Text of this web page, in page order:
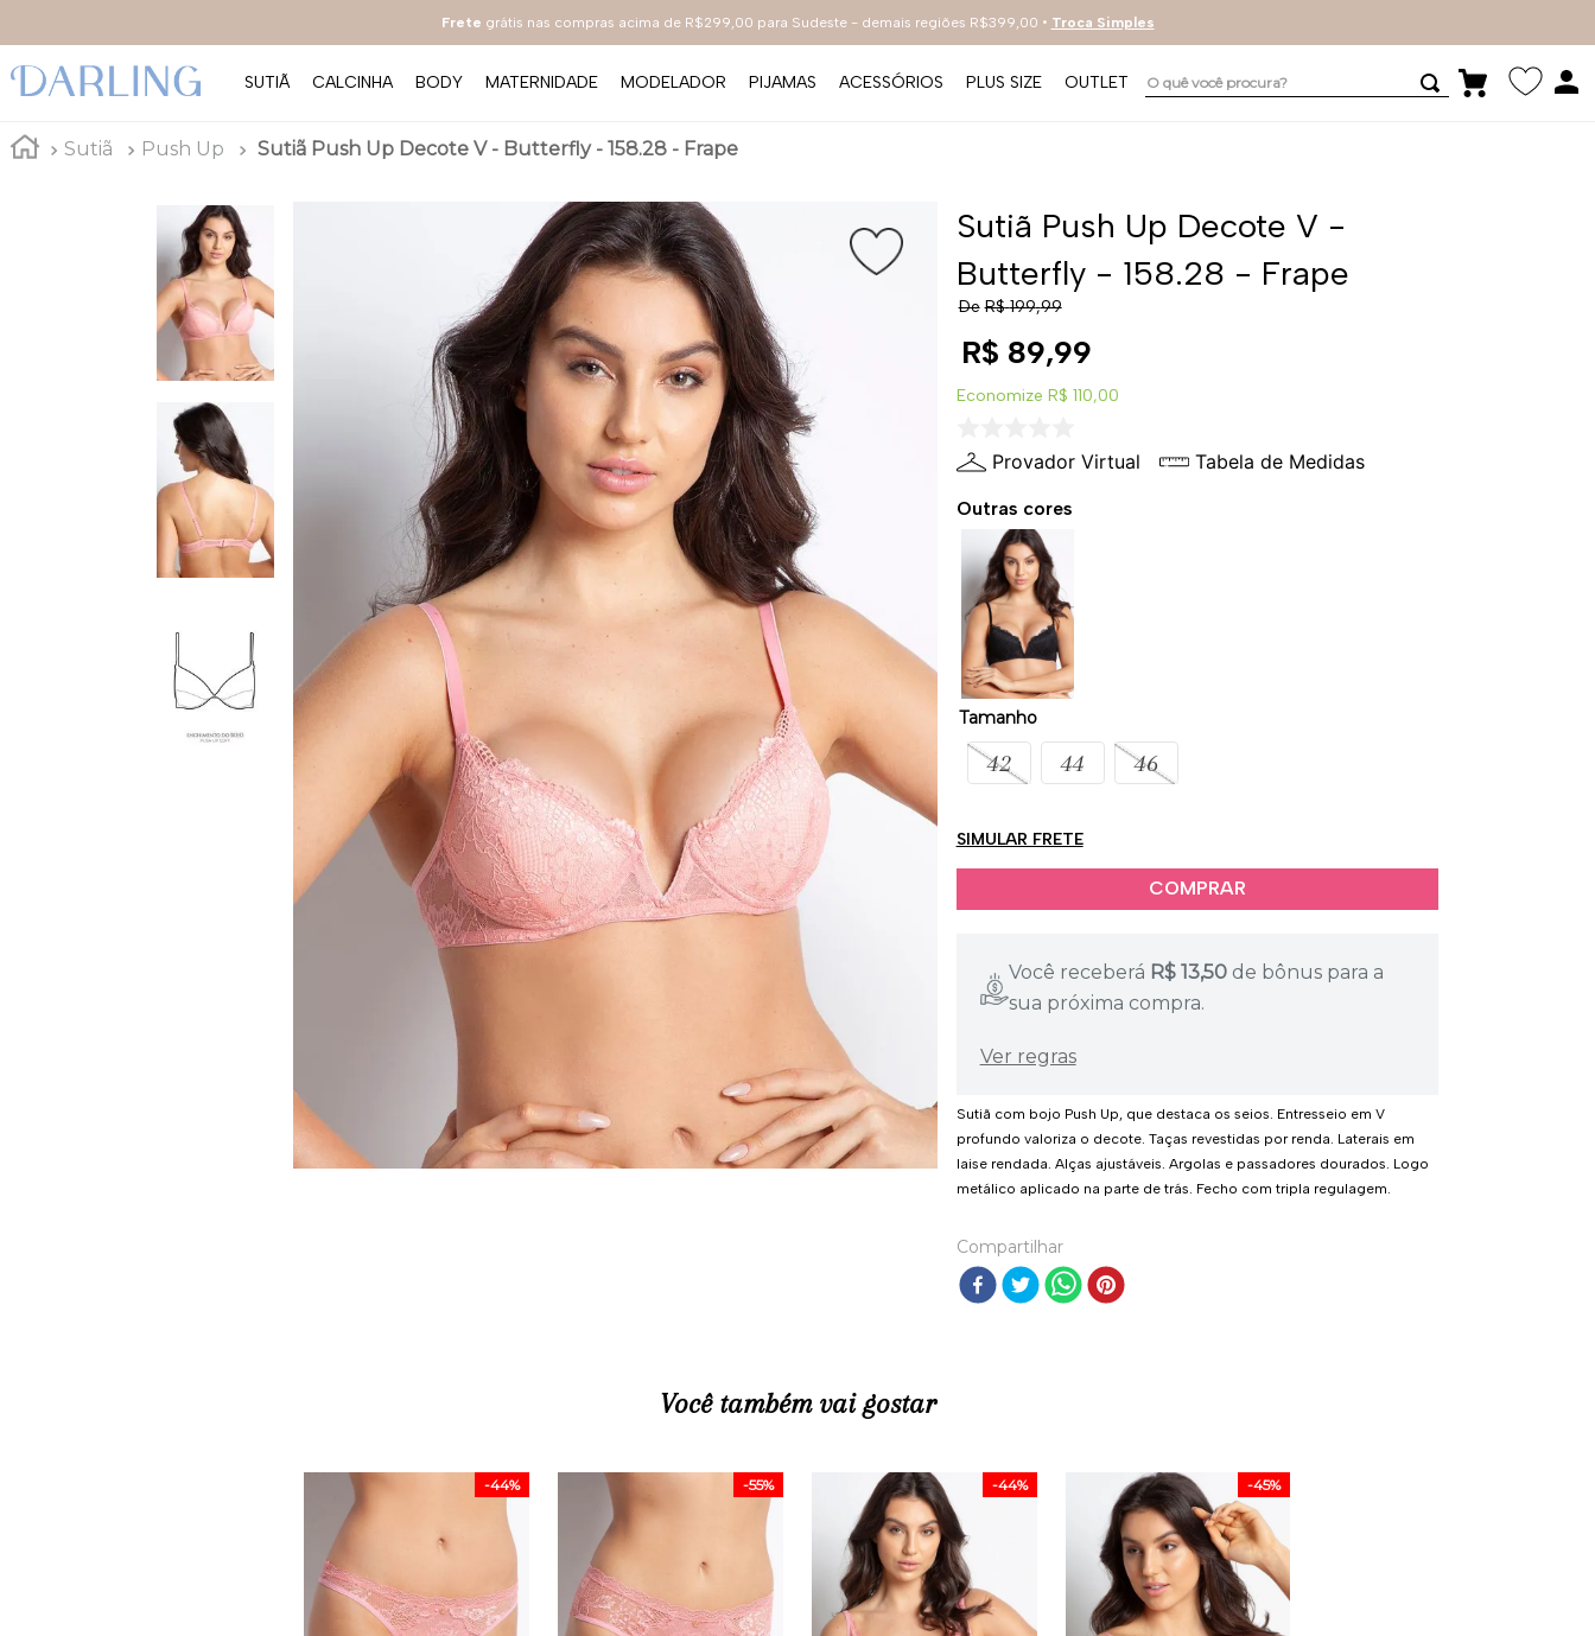
Frete grátis nas compras acima de R$299,00 para Sudeste - demais regiões R$399,00 • Troca Simples
SUTIÃ CALCINHA BODY MATERNIDADE MODELADOR PIJAMAS ACESSÓRIOS PLUS SIZE OUTLET O quê você procura?
Sutiã Push Up Sutiã Push Up Decote V - Butterfly - 158.28 - Frape
Sutiã Push Up Decote V -
Butterfly - 158.28 - Frape
De R$ 199,99
R$ 89,99
Economize R$ 110,00
Provador Virtual Tabela de Medidas
Outras cores
Tamanho
42 44 46
SIMULAR FRETE
Você receberá R$ 13,50 de bônus para a
sua próxima compra.
Ver regras
Sutiã com bojo Push Up, que destaca os seios. Entresseio em V
profundo valoriza o decote. Taças revestidas por renda. Laterais em
laise rendada. Alças ajustáveis. Argolas e passadores dourados. Logo
metálico aplicado na parte de trás. Fecho com tripla regulagem.
Compartilhar
Você também vai gostar
-44% -55% -44% -45%
2º everyday
3 º renda
4º
5º preto
6º bestbra
hot pants
compact